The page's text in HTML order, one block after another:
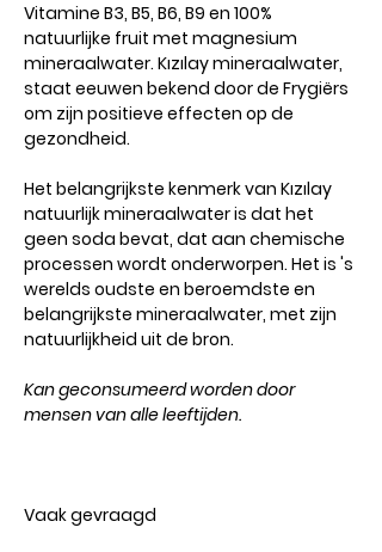
Vitamine B3, B5, B6, B9 en 100%
natuurlijke fruit met magnesium
mineraalwater. Kızılay mineraalwater,
staat eeuwen bekend door de Frygiërs
om zijn positieve effecten op de
gezondheid.
Het belangrijkste kenmerk van Kızılay
natuurlijk mineraalwater is dat het
geen soda bevat, dat aan chemische
processen wordt onderworpen. Het is 's
werelds oudste en beroemdste en
belangrijkste mineraalwater, met zijn
natuurlijkheid uit de bron.
Kan geconsumeerd worden door
mensen van alle leeftijden.
Vaak gevraagd